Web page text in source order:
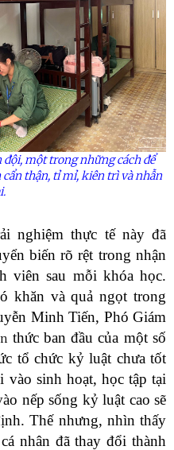
đội, một trong những cách để
thận, tỉ mỉ, kiên trì và nhẫn
nghiệm thực tế này đã
biến rõ rệt trong nhận
viên sau mỗi khóa học.
khăn và quả ngọt trong
Minh Tiến, Phó Giám
thức ban đầu của một số
tổ chức kỷ luật chưa tốt
sinh hoạt, học tập tại
nếp sống kỷ luật cao sẽ
Thế nhưng, nhìn thấy
nhân đã thay đổi thành